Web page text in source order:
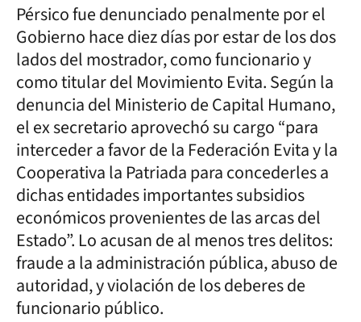
Pérsico fue denunciado penalmente por el
Gobierno hace diez días por estar de los dos
lados del mostrador, como funcionario y
como titular del Movimiento Evita. Según la
denuncia del Ministerio de Capital Humano,
el ex secretario aprovechó su cargo “para
interceder a favor de la Federación Evita y la
Cooperativa la Patriada para concederles a
dichas entidades importantes subsidios
económicos provenientes de las arcas del
Estado”. Lo acusan de al menos tres delitos:
fraude a la administración pública, abuso de
autoridad, y violación de los deberes de
funcionario público.